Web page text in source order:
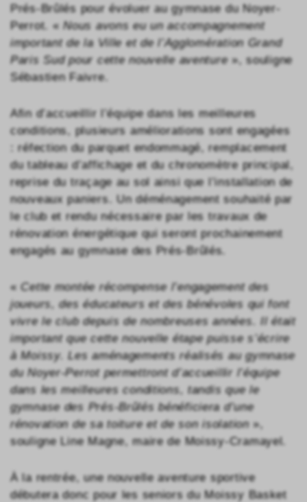
Prés-Brûlés pour évoluer au gymnase du Noyer-
Perrot. «Nous avons eu un accompagnement
important de la Ville et de l’Agglomération Grand
Paris Sud pour cette nouvelle aventure», souligne
Sébastien Faivre.
Afin d’accueillir l’équipe dans les meilleures
conditions, plusieurs améliorations sont engagées
: réfection du parquet endommagé, remplacement
du tableau d’affichage et du chronomètre principal,
reprise du traçage au sol ainsi que l’installation de
nouveaux paniers. Un déménagement souhaité par
le club et rendu nécessaire par les travaux de
rénovation énergétique qui seront prochainement
engagés au gymnase des Prés-Brûlés.
«Cette montée récompense l’engagement des
joueurs, des éducateurs et des bénévoles qui font
vivre le club depuis de nombreuses années. Il était
important que cette nouvelle étape puisse s’écrire
à Moissy. Les aménagements réalisés au gymnase
du Noyer-Perrot permettront d’accueillir l’équipe
dans les meilleures conditions, tandis que le
gymnase des Prés-Brûlés bénéficiera d’une
rénovation de sa toiture et de son isolation»,
souligne Line Magne, maire de Moissy-Cramayel.
À la rentrée, une nouvelle aventure sportive
débutera donc pour les seniors du Moissy Basket